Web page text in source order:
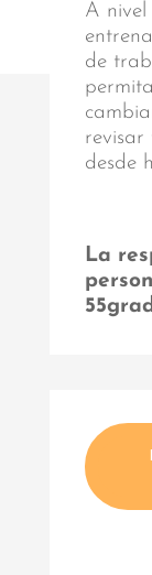
A nivel
de
revisar
desde
La